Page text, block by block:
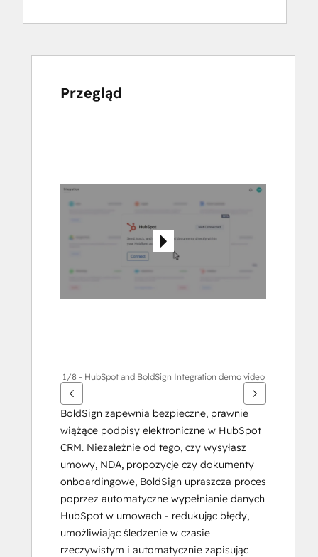
Przegląd
przeglądać
inne
1/8 - HubSpot and BoldSign Integration demo video
BoldSign zapewnia bezpieczne, prawnie
wiążące podpisy elektroniczne w HubSpot
CRM. Niezależnie od tego, czy wysyłasz
umowy, NDA, propozycje czy dokumenty
onboardingowe, BoldSign upraszcza proces
poprzez automatyczne wypełnianie danych
HubSpot w umowach - redukując błędy,
umożliwiając śledzenie w czasie
rzeczywistym i automatycznie zapisując